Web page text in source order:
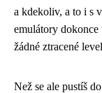
a kdekoliv, a to i s
emulátory
žádné ztracené
Než se ale pustíš